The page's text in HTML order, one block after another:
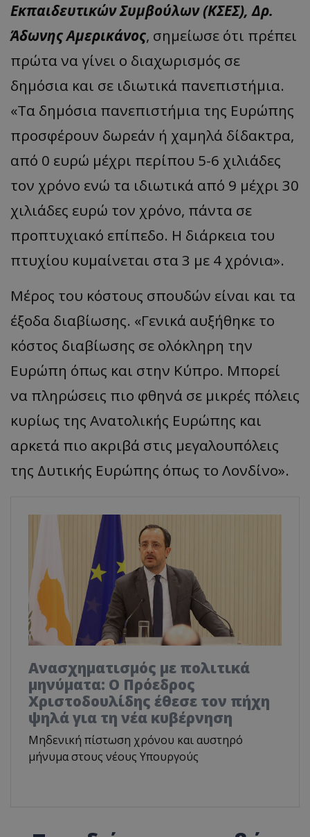
Εκπαιδευτικών Συμβούλων (ΚΣΕΣ), Δρ.
Άδωνης Αμερικάνος, σημείωσε ότι πρέπει
πρώτα να γίνει ο διαχωρισμός σε
δημόσια και σε ιδιωτικά πανεπιστήμια.
«Τα δημόσια πανεπιστήμια της Ευρώπης
προσφέρουν δωρεάν ή χαμηλά δίδακτρα,
από 0 ευρώ μέχρι περίπου 5-6 χιλιάδες
τον χρόνο ενώ τα ιδιωτικά από 9 μέχρι 30
χιλιάδες ευρώ τον χρόνο, πάντα σε
προπτυχιακό επίπεδο. Η διάρκεια του
πτυχίου κυμαίνεται στα 3 με 4 χρόνια».
Μέρος του κόστους σπουδών είναι και τα
έξοδα διαβίωσης. «Γενικά αυξήθηκε το
κόστος διαβίωσης σε ολόκληρη την
Ευρώπη όπως και στην Κύπρο. Μπορεί
να πληρώσεις πιο φθηνά σε μικρές πόλεις
κυρίως της Ανατολικής Ευρώπης και
αρκετά πιο ακριβά στις μεγαλουπόλεις
της Δυτικής Ευρώπης όπως το Λονδίνο».
Ανασχηματισμός με πολιτικά
μηνύματα: Ο Πρόεδρος
Χριστοδουλίδης έθεσε τον πήχη
ψηλά για τη νέα κυβέρνηση
Μηδενική πίστωση χρόνου και αυστηρό
μήνυμα στους νέους Υπουργούς